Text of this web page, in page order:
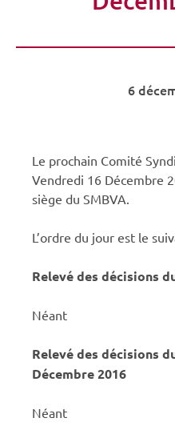
6
Le prochain Comité
Vendredi 16 Décembre
siège du SMBVA.
L’ordre du jour est le
Relevé des décisions
Néant
Relevé des décisions
Décembre 2016
Néant